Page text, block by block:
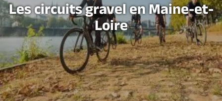
Dormir, manger
Séjours, cadeaux
Billetterie en ligne
Les circuits gravel en Maine-et-
Loire